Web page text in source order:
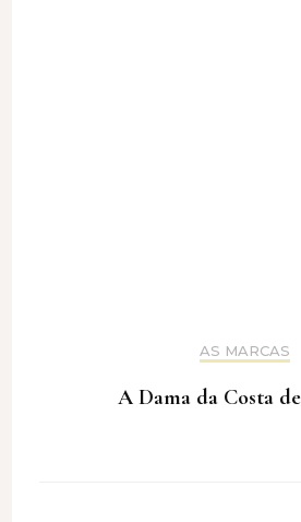
AS MARCAS
A Dama da Costa